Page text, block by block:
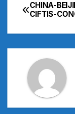
de
CHINA-
CIFTIS-